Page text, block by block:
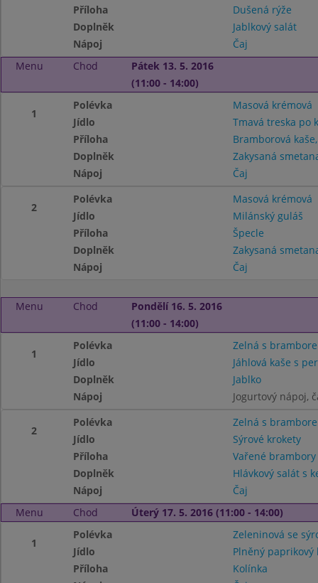
Příloha
Dušená rýže
Doplněk
Jablkový salát
Nápoj
Čaj
Menu
Chod
Pátek 13. 5. 2016
(11:00 - 14:00)
1
Polévka
Masová krémová
Jídlo
Tmavá treska po
Příloha
Bramborová
Doplněk
Zakysaná
Nápoj
Čaj
2
Polévka
Masová krémová
Jídlo
Milánský guláš
Příloha
Špecle
Doplněk
Zakysaná
Nápoj
Čaj
Menu Chod
Pondělí 16. 5. 2016
(11:00 - 14:00)
1
Polévka
Zelná s
Jídlo
Jáhlová kaše s
Doplněk
Jablko
Nápoj
Jogurtový nápoj,
2
Polévka
Zelná s
Jídlo
Sýrové krokety
Příloha
Vařené
Doplněk
Hlávkový salát s
Nápoj
Čaj
Menu
Chod Úterý 17. 5. 2016 (11:00 - 14:00)
1
Polévka
Zeleninová se
Jídlo
Plněný paprikový
Příloha
Kolínka